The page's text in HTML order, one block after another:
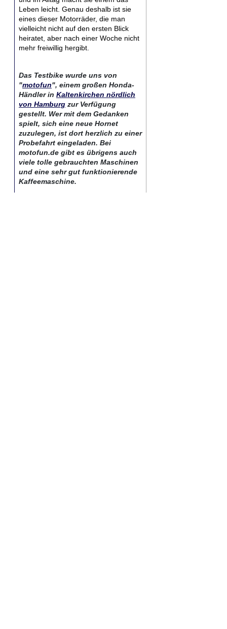
Leben leicht. Genau deshalb ist sie
eines dieser Motorräder, die man
vielleicht nicht auf den ersten Blick
heiratet, aber nach einer Woche nicht
mehr freiwillig hergibt.
Das Testbike wurde uns von
"motofun", einem großen Honda-
Händler in Kaltenkirchen nördlich
von Hamburg zur Verfügung
gestellt. Wer mit dem Gedanken
spielt, sich eine neue Hornet
zuzulegen, ist dort herzlich zu einer
Probefahrt eingeladen. Bei
motofun.de gibt es übrigens auch
viele tolle gebrauchten Maschinen
und eine sehr gut funktionierende
Kaffeemaschine.